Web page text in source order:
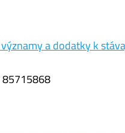
a dodatky k
85715868